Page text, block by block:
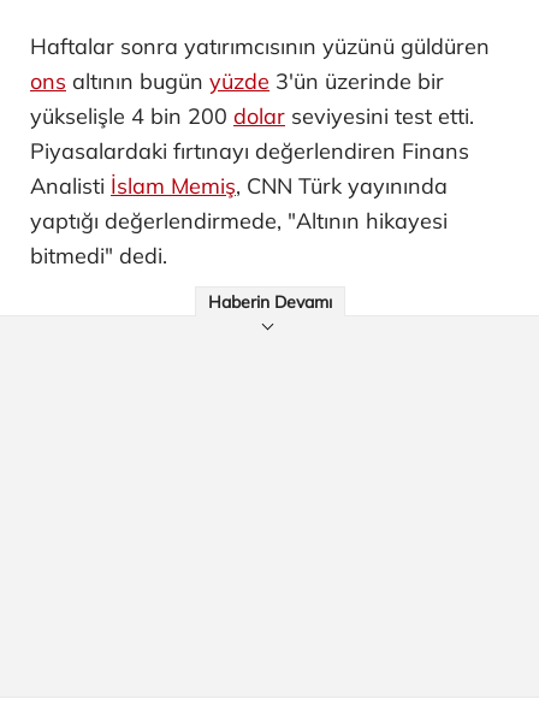
Haftalar sonra yatırımcısının yüzünü güldüren
ons altının bugün yüzde 3'ün üzerinde bir
yükselişle 4 bin 200 dolar seviyesini test etti.
Piyasalardaki fırtınayı değerlendiren Finans
Analisti İslam Memiş, CNN Türk yayınında
yaptığı değerlendirmede, "Altının hikayesi
bitmedi" dedi.
Haberin Devamı